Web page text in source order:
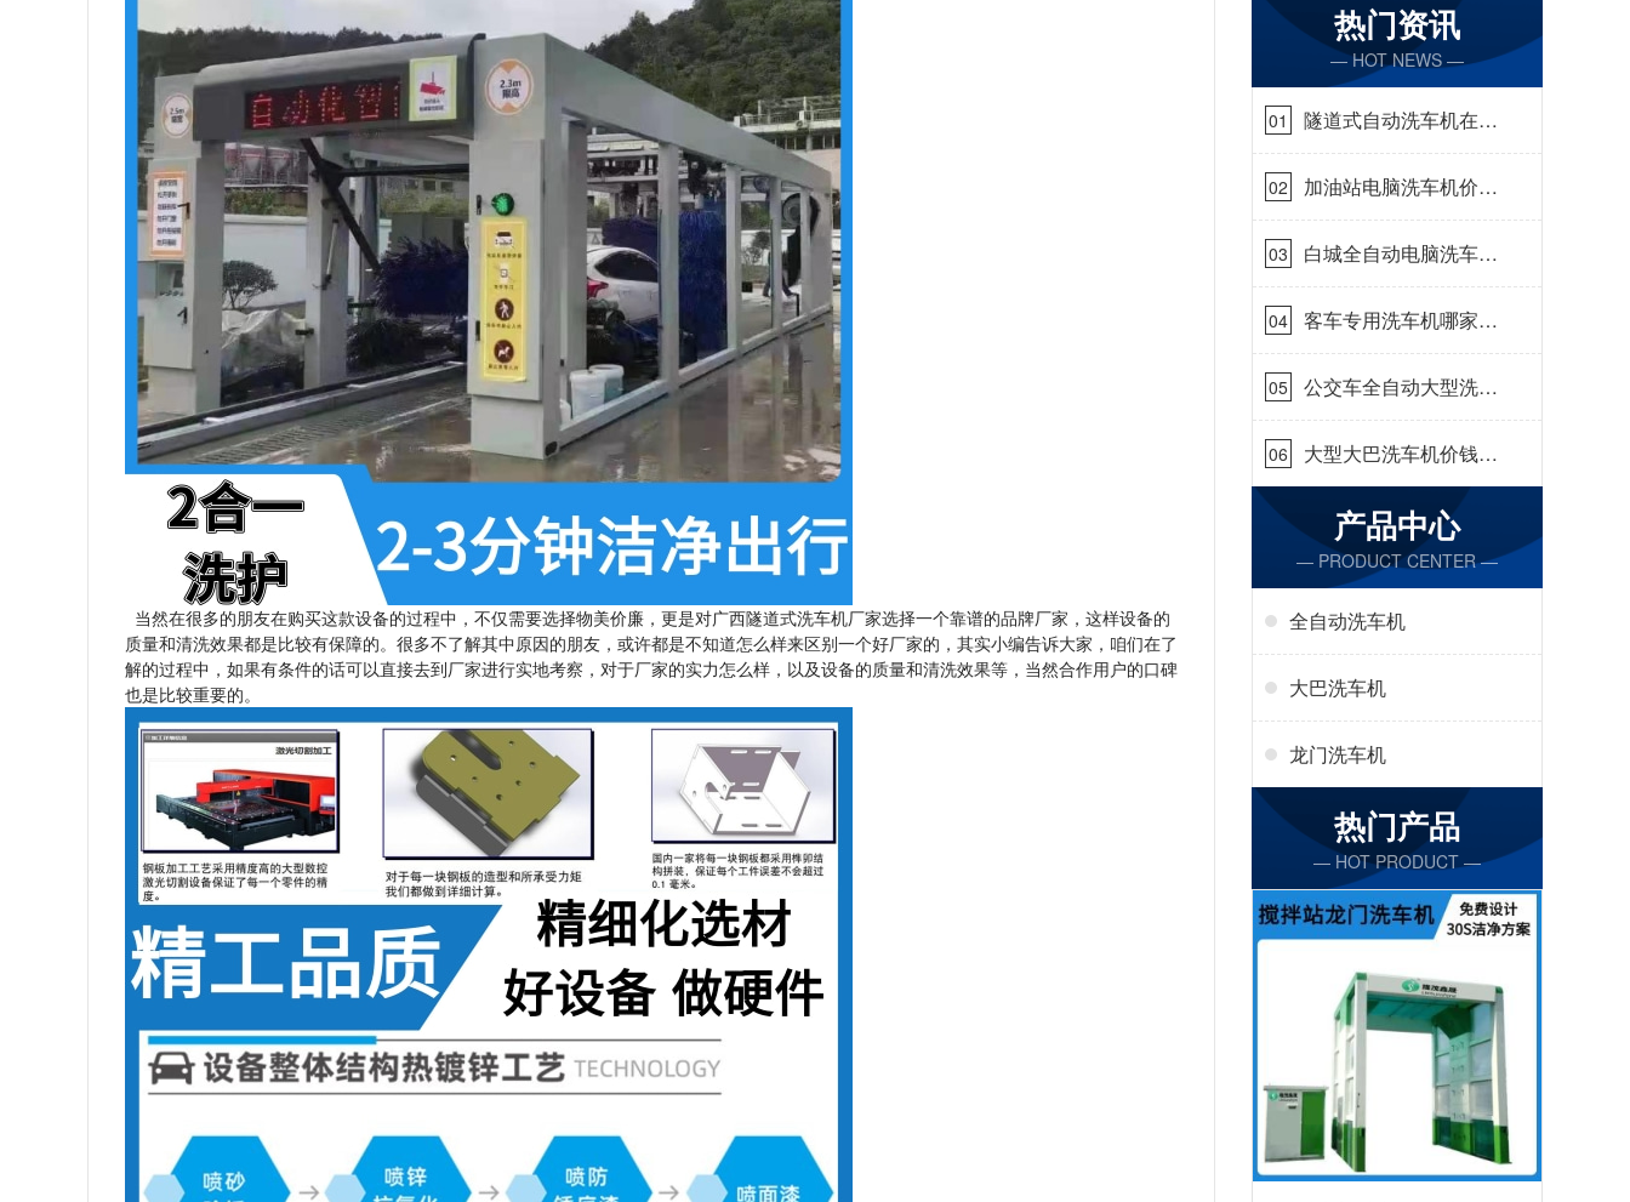
当然在很多的朋友在购买这款设备的过程中，不仅需要选择物美价廉，更是对广西隧道式洗车机厂家选择一个靠谱的品牌厂家，这样设备的
质量和清洗效果都是比较有保障的。很多不了解其中原因的朋友，或许都是不知道怎么样来区别一个好厂家的，其实小编告诉大家，咱们在了
解的过程中，如果有条件的话可以直接去到厂家进行实地考察，对于厂家的实力怎么样，以及设备的质量和清洗效果等，当然合作用户的口碑
也是比较重要的。
热门资讯
— HOT NEWS —
01
隧道式自动洗车机在哪
里购买[隆茂鑫晟]
02
加油站电脑洗车机价格
怎么样[隆茂鑫晟]
03
白城全自动电脑洗车
机-ADV防冻冬季正常
使用[隆茂鑫晟]
04
客车专用洗车机哪家的
好[隆茂鑫晟]
05
公交车全自动大型洗车
机什么价钱[隆茂鑫晟]
06
大型大巴洗车机价钱怎
么样[隆茂鑫晟]
产品中心
— PRODUCT CENTER —
全自动洗车机
大巴洗车机
龙门洗车机
热门产品
— HOT PRODUCT —